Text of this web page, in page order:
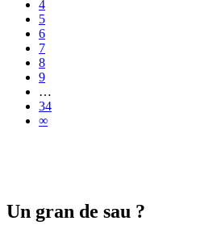
4
5
6
7
8
9
…
34
∞
Un gran de sau ?